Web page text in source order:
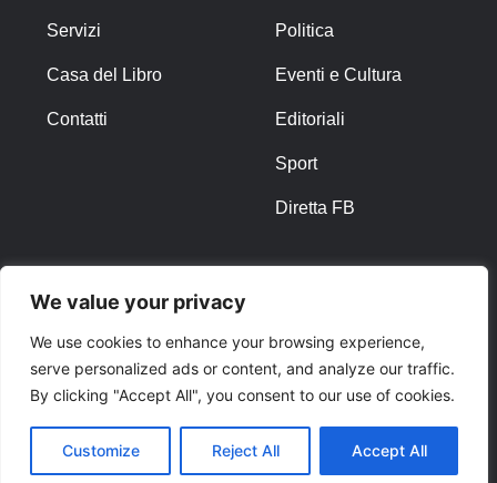
We value your privacy
We use cookies to enhance your browsing experience,
serve personalized ads or content, and analyze our traffic.
By clicking "Accept All", you consent to our use of cookies.
Customize Reject All Accept All
Servizi
Casa del Libro
Contatti
Politica
Eventi e Cultura
Editoriali
Sport
Diretta FB
Privacy Policy